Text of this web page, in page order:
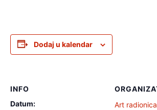
Dodaj u kalendar
INFO
Datum:
Art